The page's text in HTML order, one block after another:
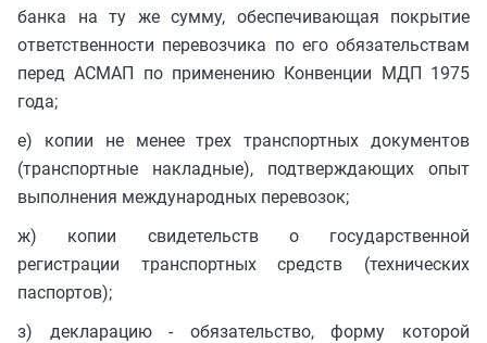
банка на ту же сумму, обеспечивающая покрытие
ответственности перевозчика по его обязательствам
перед АСМАП по применению Конвенции МДП 1975
года;
е) копии не менее трех транспортных документов
(транспортные накладные), подтверждающих опыт
выполнения международных перевозок;
ж) копии свидетельств о государственной
регистрации транспортных средств (технических
паспортов);
з) декларацию - обязательство, форму которой